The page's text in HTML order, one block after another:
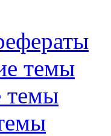
темы
темы